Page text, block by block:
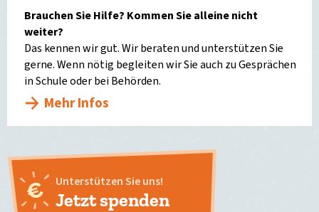
Brauchen Sie Hilfe? Kommen Sie alleine nicht
weiter?
Das kennen wir gut. Wir beraten und unterstützen Sie
gerne. Wenn nötig begleiten wir Sie auch zu Gesprächen
in Schule oder bei Behörden.
Mehr Infos
Unterstützen Sie uns!
Jetzt spenden